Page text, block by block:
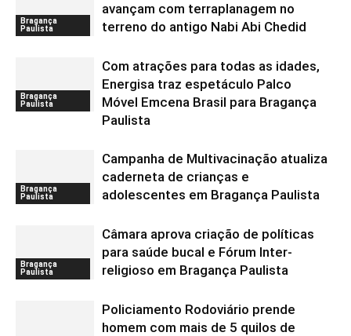
Bragança
Paulista
avançam com terraplanagem no
terreno do antigo Nabi Abi Chedid
Bragança
Paulista
Com atrações para todas as idades,
Energisa traz espetáculo Palco
Móvel Emcena Brasil para Bragança
Paulista
Bragança
Paulista
Campanha de Multivacinação atualiza
caderneta de crianças e
adolescentes em Bragança Paulista
Bragança
Paulista
Câmara aprova criação de políticas
para saúde bucal e Fórum Inter-
religioso em Bragança Paulista
Policiamento Rodoviário prende
homem com mais de 5 quilos de